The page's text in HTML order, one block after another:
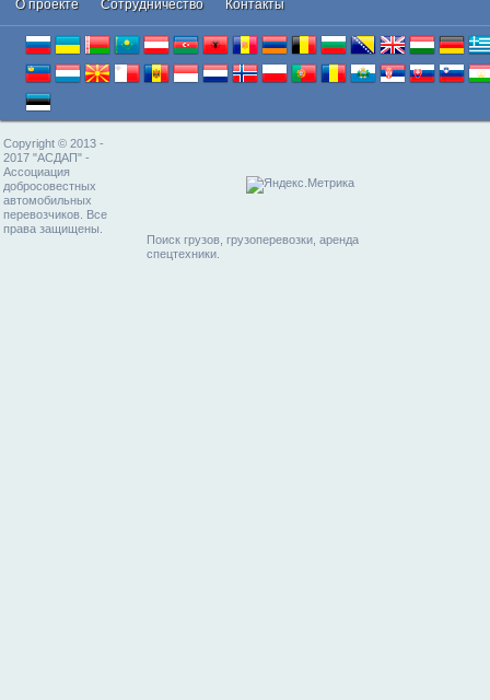
О проекте Cотрудничество Контакты
Copyright © 2013 -
2017 "АСДАП" -
Ассоциация
добросовестных
автомобильных
перевозчиков. Все
права защищены.
Поиск грузов, грузоперевозки, аренда
спецтехники.